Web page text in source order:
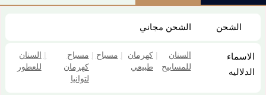
الشحن الشحن مجاني
الاسماء
الدلاليه
السنان
للمسابيح
| كهرمان
طبيعي
| مسباح | مسباح
كهرمان
لتوانيا
| السنان
للعطور